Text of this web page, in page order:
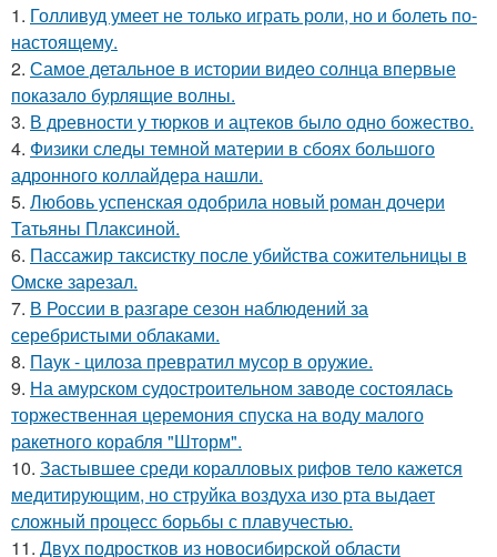
1. Голливуд умеет не только играть роли, но и болеть по-
настоящему.
2. Самое детальное в истории видео солнца впервые
показало бурлящие волны.
3. В древности у тюрков и ацтеков было одно божество.
4. Физики следы темной материи в сбоях большого
адронного коллайдера нашли.
5. Любовь успенская одобрила новый роман дочери
Татьяны Плаксиной.
6. Пассажир таксистку после убийства сожительницы в
Омске зарезал.
7. В России в разгаре сезон наблюдений за
серебристыми облаками.
8. Паук - цилоза превратил мусор в оружие.
9. На амурском судостроительном заводе состоялась
торжественная церемония спуска на воду малого
ракетного корабля "Шторм".
10. Застывшее среди коралловых рифов тело кажется
медитирующим, но струйка воздуха изо рта выдает
сложный процесс борьбы с плавучестью.
11. Двух подростков из новосибирской области